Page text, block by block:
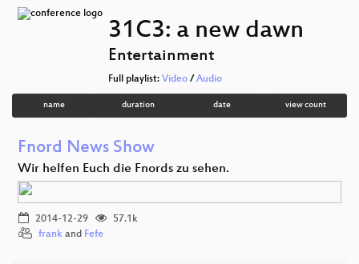
31C3: a new dawn
Entertainment
Full playlist: Video / Audio
name duration date view count
Fnord News Show
Wir helfen Euch die Fnords zu sehen.
2014-12-29
57.1k
frank and Fefe